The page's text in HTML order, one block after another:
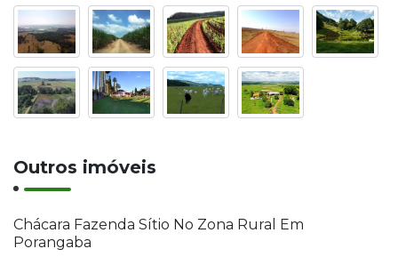
Outros imóveis
Chácara Fazenda Sítio No Zona Rural Em
Porangaba